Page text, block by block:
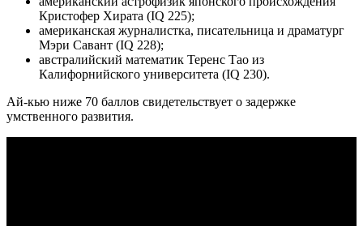
Кристофер Хирата (IQ 225);
американская журналистка, писательница и драматург
Мэри Савант (IQ 228);
австралийский математик Теренс Тао из
Калифорнийского университета (IQ 230).
Ай-кью ниже 70 баллов свидетельствует о задержке
умственного развития.